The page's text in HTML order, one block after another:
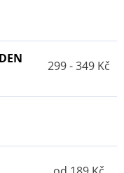
299 - 349 Kč